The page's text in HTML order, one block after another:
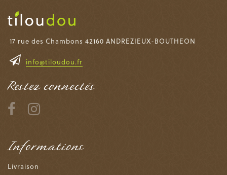
17 rue des Chambons 42160 ANDREZIEUX-BOUTHEON
info@tiloudou.fr
Restez connectés
Informations
Livraison